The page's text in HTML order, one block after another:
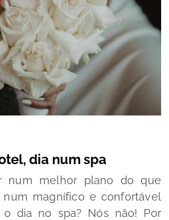
dia num spa
num melhor plano do que
num magnífico e confortável
dia no spa? Nós não! Por